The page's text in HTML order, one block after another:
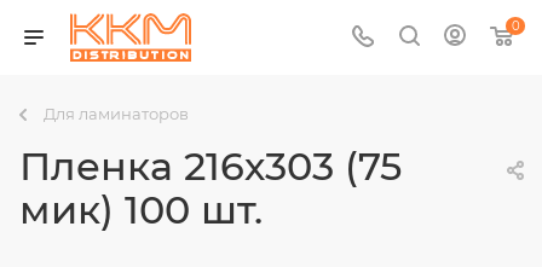
0
Для ламинаторов
Пленка 216х303 (75
мик) 100 шт.